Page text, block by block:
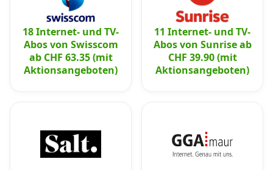
18 Internet- und TV-
Abos von Swisscom
ab CHF 63.35 (mit
Aktionsangeboten)
11 Internet- und TV-
Abos von Sunrise ab
CHF 39.90 (mit
Aktionsangeboten)